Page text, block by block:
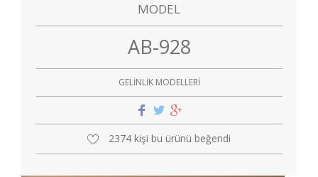
MODEL
AB-928
GELİNLİK MODELLERİ
2374 kişi bu ürünü beğendi